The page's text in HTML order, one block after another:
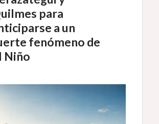
para
a un
fenómeno de
Niño